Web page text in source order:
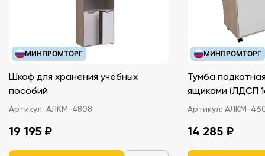
МИНПРОМТОРГ
Шкаф для хранения учебных
пособий
Артикул: АЛКМ-4808
19 195 ₽
МИНПРОМТОРГ
Тумба
ящиками
Артикул: АЛКМ-
14 285 ₽